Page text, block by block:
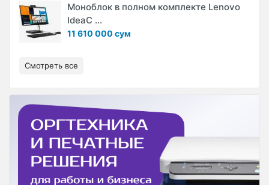
Моноблок в полном комплекте Lenovo
IdeaC ...
11 610 000 сум
Смотреть все